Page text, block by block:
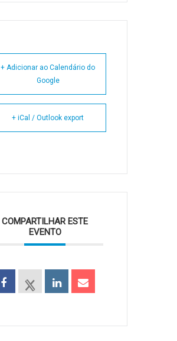
+ Adicionar ao Calendário do
Google
+ iCal / Outlook export
COMPARTILHAR ESTE
EVENTO